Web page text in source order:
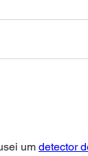
um detector